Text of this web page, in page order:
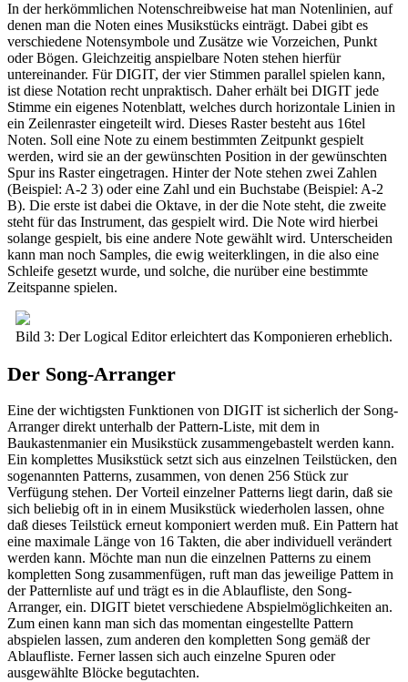
In der herkömmlichen Notenschreibweise hat man Notenlinien, auf
denen man die Noten eines Musikstücks einträgt. Dabei gibt es
verschiedene Notensymbole und Zusätze wie Vorzeichen, Punkt
oder Bögen. Gleichzeitig anspielbare Noten stehen hierfür
untereinander. Für DIGIT, der vier Stimmen parallel spielen kann,
ist diese Notation recht unpraktisch. Daher erhält bei DIGIT jede
Stimme ein eigenes Notenblatt, welches durch horizontale Linien in
ein Zeilenraster eingeteilt wird. Dieses Raster besteht aus 16tel
Noten. Soll eine Note zu einem bestimmten Zeitpunkt gespielt
werden, wird sie an der gewünschten Position in der gewünschten
Spur ins Raster eingetragen. Hinter der Note stehen zwei Zahlen
(Beispiel: A-2 3) oder eine Zahl und ein Buchstabe (Beispiel: A-2
B). Die erste ist dabei die Oktave, in der die Note steht, die zweite
steht für das Instrument, das gespielt wird. Die Note wird hierbei
solange gespielt, bis eine andere Note gewählt wird. Unterscheiden
kann man noch Samples, die ewig weiterklingen, in die also eine
Schleife gesetzt wurde, und solche, die nurüber eine bestimmte
Zeitspanne spielen.
Bild 3: Der Logical Editor erleichtert das Komponieren erheblich.
Der Song-Arranger
Eine der wichtigsten Funktionen von DIGIT ist sicherlich der Song-
Arranger direkt unterhalb der Pattern-Liste, mit dem in
Baukastenmanier ein Musikstück zusammengebastelt werden kann.
Ein komplettes Musikstück setzt sich aus einzelnen Teilstücken, den
sogenannten Patterns, zusammen, von denen 256 Stück zur
Verfügung stehen. Der Vorteil einzelner Patterns liegt darin, daß sie
sich beliebig oft in in einem Musikstück wiederholen lassen, ohne
daß dieses Teilstück erneut komponiert werden muß. Ein Pattern hat
eine maximale Länge von 16 Takten, die aber individuell verändert
werden kann. Möchte man nun die einzelnen Patterns zu einem
kompletten Song zusammenfügen, ruft man das jeweilige Pattem in
der Patternliste auf und trägt es in die Ablaufliste, den Song-
Arranger, ein. DIGIT bietet verschiedene Abspielmöglichkeiten an.
Zum einen kann man sich das momentan eingestellte Pattern
abspielen lassen, zum anderen den kompletten Song gemäß der
Ablaufliste. Ferner lassen sich auch einzelne Spuren oder
ausgewählte Blöcke begutachten.